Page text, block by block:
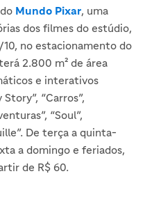
Mundo Pixar, uma
dos filmes do estúdio,
no estacionamento do
2.800 m² de área
e interativos
“Carros”,
“Soul”,
De terça a quinta-
a domingo e feriados,
de R$ 60.